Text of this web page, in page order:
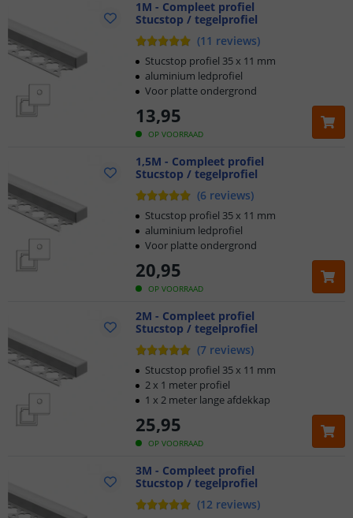
Voor 23:45 uur besteld,morgen in huis
1M - Compleet profiel
Stucstop / tegelprofiel
(11 reviews)
OP VOORRAAD
13,95
Stucstop profiel 35 x 11 mm
aluminium ledprofiel
Voor platte ondergrond
1,5M - Compleet profiel
Stucstop / tegelprofiel
(6 reviews)
OP VOORRAAD
20,95
Stucstop profiel 35 x 11 mm
aluminium ledprofiel
Voor platte ondergrond
2M - Compleet profiel
Stucstop / tegelprofiel
(7 reviews)
OP VOORRAAD
25,95
Stucstop profiel 35 x 11 mm
2 x 1 meter profiel
1 x 2 meter lange afdekkap
3M - Compleet profiel
Stucstop / tegelprofiel
(12 reviews)